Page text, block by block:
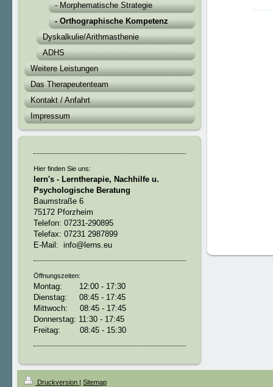
- Morphematische Strategie
- Orthographische Kompetenz
Dyskalkulie/Arithmasthenie
ADHS
Weitere Leistungen
Das Therapeutenteam
Kontakt / Anfahrt
Impressum
Hier finden Sie uns:
lern's - Lerntherapie, Nachhilfe u.
Psychologische Beratung
Baumstraße 6
75172 Pforzheim
Telefon: 07231-290895
Telefax: 07231 2987899
E-Mail: info@lerns.eu
Öffnungszeiten:
Montag: 12:00 - 17:30
Dienstag: 08:45 - 17:45
Mittwoch: 08:45 - 17:45
Donnerstag: 11:30 - 17:45
Freitag: 08:45 - 15:30
Druckversion | Sitemap